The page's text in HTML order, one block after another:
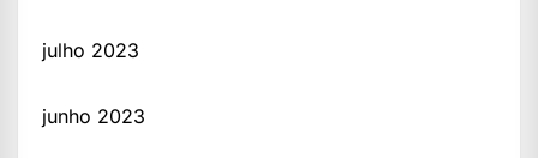
julho 2023
junho 2023